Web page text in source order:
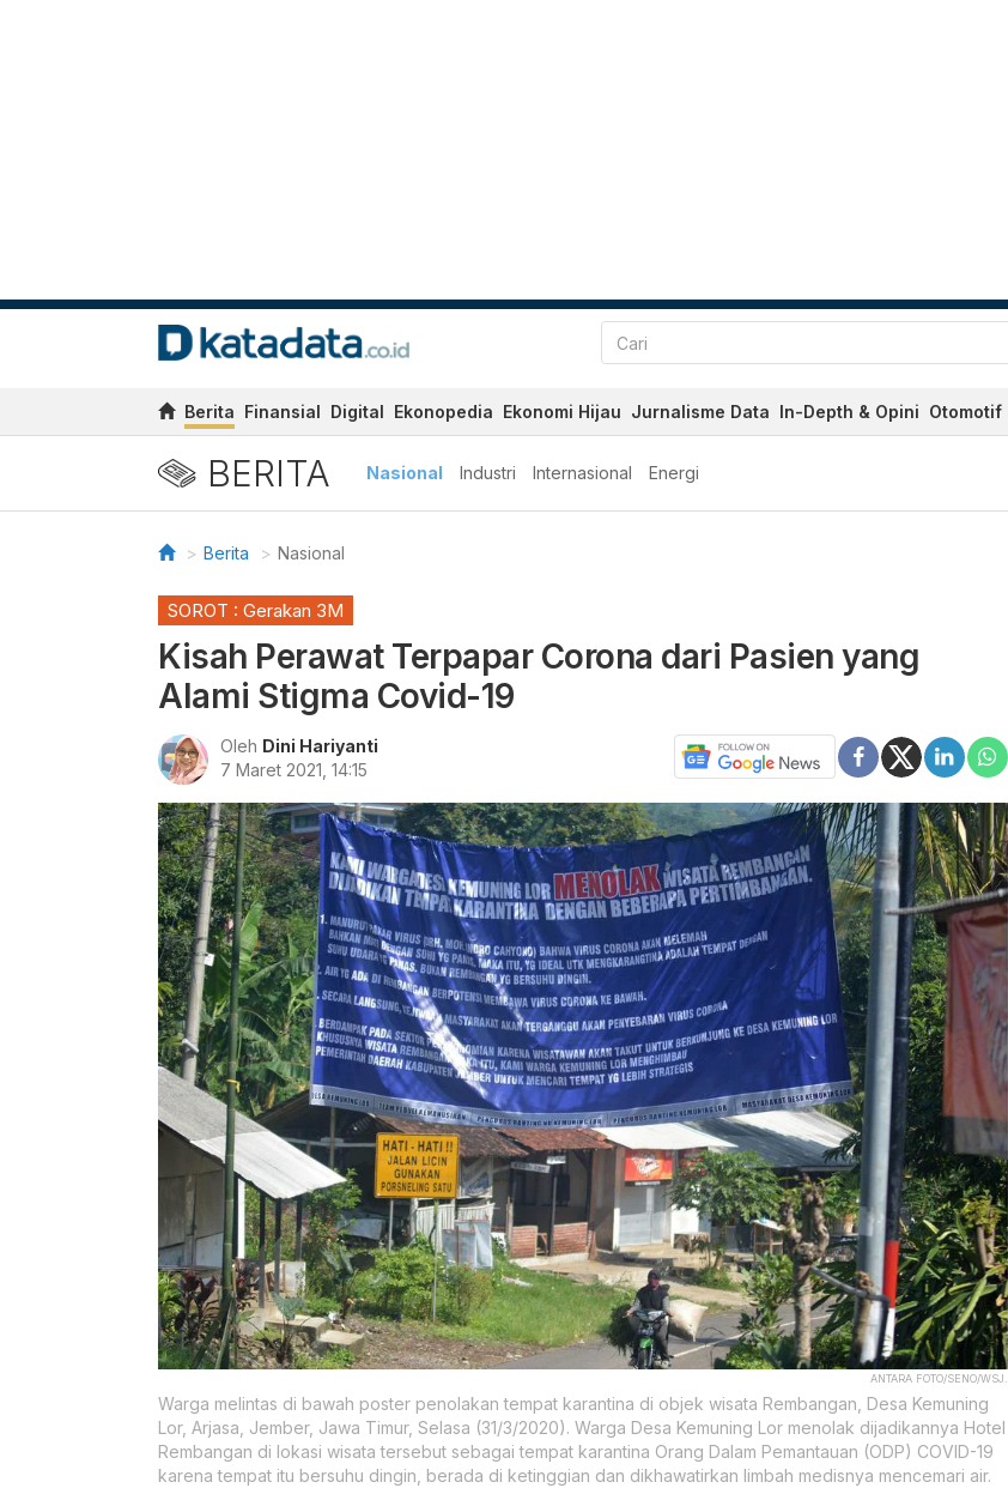
Berita Finansial Digital Ekonopedia Ekonomi Hijau Jurnalisme Data In-Depth & Opini Otomotif
BERITA Nasional Industri Internasional Energi
Berita Nasional
SOROT : Gerakan 3M
Kisah Perawat Terpapar Corona dari Pasien yang
Alami Stigma Covid-19
Oleh Dini Hariyanti
7 Maret 2021, 14:15
ANTARA FOTO/SENO/WSJ.
Warga melintas di bawah poster penolakan tempat karantina di objek wisata Rembangan, Desa Kemuning
Lor, Arjasa, Jember, Jawa Timur, Selasa (31/3/2020). Warga Desa Kemuning Lor menolak dijadikannya Hotel
Rembangan di lokasi wisata tersebut sebagai tempat karantina Orang Dalam Pemantauan (ODP) COVID-19
karena tempat itu bersuhu dingin, berada di ketinggian dan dikhawatirkan limbah medisnya mencemari air.